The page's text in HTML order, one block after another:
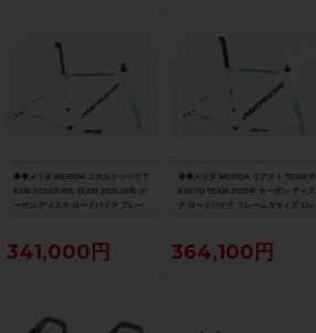
◆◆メリダ MERIDA スクルトゥーラ T
EAM SCULTURA TEAM 2025-26年 カ
ーボン ディスク ロードバイク フレー
341,000円
◆◆メリダ MERIDA リアクト TEAM R
EACTO TEAM 2025年 カーボン ディス
ク ロードバイク フレーム Sサイズ 12x
364,100円